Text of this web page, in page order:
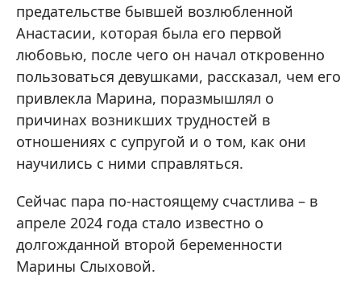
предательстве бывшей возлюбленной
Анастасии, которая была его первой
любовью, после чего он начал откровенно
пользоваться девушками, рассказал, чем его
привлекла Марина, поразмышлял о
причинах возникших трудностей в
отношениях с супругой и о том, как они
научились с ними справляться.
Сейчас пара по-настоящему счастлива – в
апреле 2024 года стало известно о
долгожданной второй беременности
Марины Слыховой.